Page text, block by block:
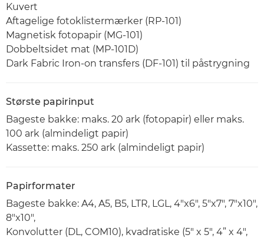
Kuvert
Aftagelige fotoklistermærker (RP-101)
Magnetisk fotopapir (MG-101)
Dobbeltsidet mat (MP-101D)
Dark Fabric Iron-on transfers (DF-101) til påstrygning
Største papirinput
Bageste bakke: maks. 20 ark (fotopapir) eller maks.
100 ark (almindeligt papir)
Kassette: maks. 250 ark (almindeligt papir)
Papirformater
Bageste bakke: A4, A5, B5, LTR, LGL, 4"x6", 5"x7", 7"x10",
8"x10",
Konvolutter (DL, COM10), kvadratiske (5" x 5", 4” x 4",